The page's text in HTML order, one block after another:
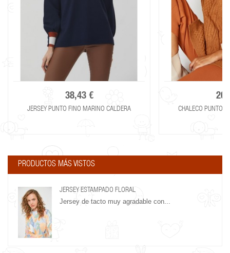
38,43 €
JERSEY PUNTO FINO MARINO CALDERA CHALECO PUNTO
PRODUCTOS MÁS VISTOS
JERSEY ESTAMPADO FLORAL
Jersey de tacto muy agradable con...